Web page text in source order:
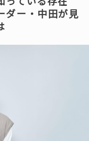
ダー・中田が見